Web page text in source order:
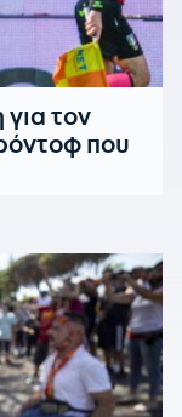
τον
που